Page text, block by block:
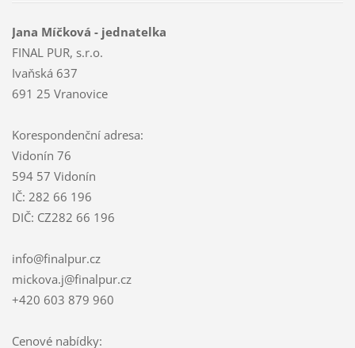
Jana Míčková - jednatelka
FINAL PUR, s.r.o.
Ivaňská 637
691 25 Vranovice
Korespondenční adresa:
Vidonín 76
594 57 Vidonín
IČ: 282 66 196
DIČ: CZ282 66 196
info@finalpur.cz
mickova.j@finalpur.cz
+420 603 879 960
Cenové nabídky: